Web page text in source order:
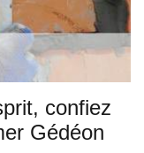
confiez
Gédéon